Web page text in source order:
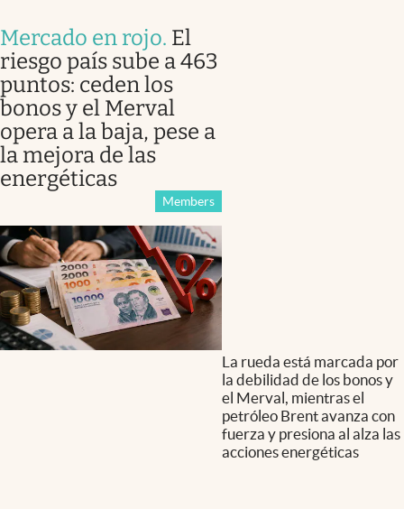
Mercado en rojo. El
riesgo país sube a 463
puntos: ceden los
bonos y el Merval
opera a la baja, pese a
la mejora de las
energéticas
Members
La rueda está marcada por
la debilidad de los bonos y
el Merval, mientras el
petróleo Brent avanza con
fuerza y presiona al alza las
acciones energéticas